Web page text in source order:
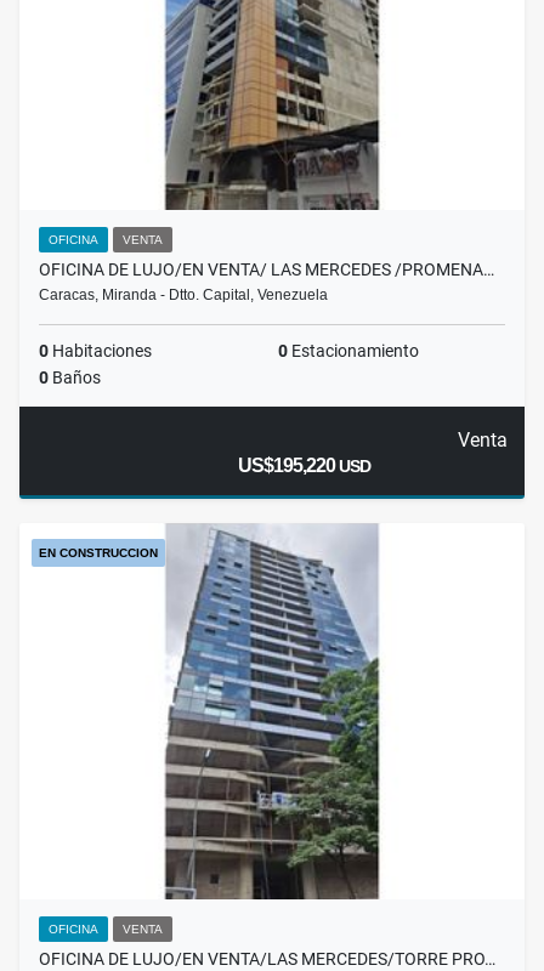
OFICINA VENTA
OFICINA DE LUJO/EN VENTA/ LAS MERCEDES /PROMENA…
Caracas, Miranda - Dtto. Capital, Venezuela
0 Habitaciones 0 Estacionamiento
0 Baños
Venta
US$195,220USD
EN CONSTRUCCION
OFICINA VENTA
OFICINA DE LUJO/EN VENTA/LAS MERCEDES/TORRE PRO…